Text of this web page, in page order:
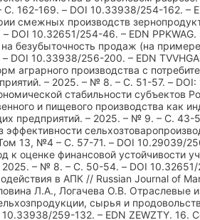
162-169. – DOI 10.33938/254-162. –
смежных производств
DOI 10.32651/254-46. – EDN
безубыточность продаж (на
DOI 10.33938/256-200. – EDN
аграрного производства с
– 2025. – № 8. – С. 51-57. –
стабильности субъектов
и пищевого производства как
предприятий. – 2025. – № 9. – С. 43-
13, №4 – С. 57-71. – DOI 10.29039/
оценке финансовой устойчивости
– № 8. – С. 50-54. – DOI
в АПК // Russian Journal of
Л.А., Логачева О.В. Отраслевые
сырья и
259-132. – EDN ZEWZTY. 16.